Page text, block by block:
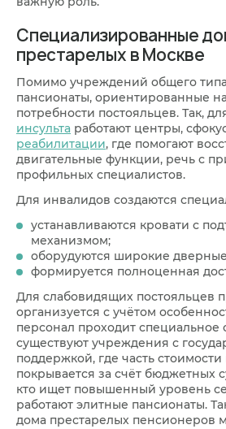
Специализированные
престарелых в Москве
Помимо учреждений общего
пансионаты, ориентированные
потребности постояльцев. Так,
инсульта работают центры,
реабилитации, где помогают
двигательные функции, речь с
профильных специалистов.
Для инвалидов создаются
устанавливаются кровати с
механизмом;
оборудуются широкие
формируется полноценная
Для слабовидящих постояльцев
организуется с учётом
персонал проходит специальное
существуют учреждения с
поддержкой, где часть
покрывается за счёт бюджетных
кто ищет повышенный уровень
работают элитные пансионаты.
дома престарелых пенсионеров